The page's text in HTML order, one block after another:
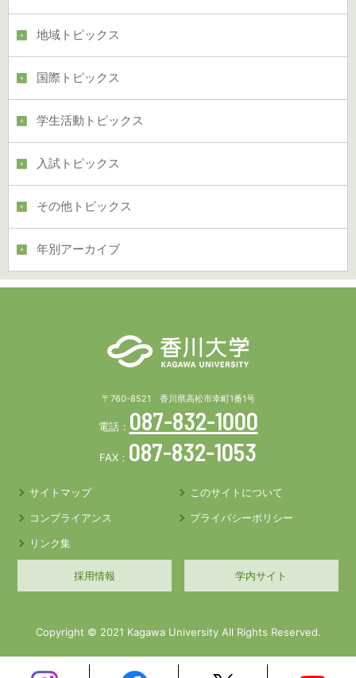
地域トピックス
国際トピックス
学生活動トピックス
入試トピックス
その他トピックス
年別アーカイブ
〒760-8521 香川県高松市幸町1番1号
電話： 087-832-1000
FAX： 087-832-1053
サイトマップ
このサイトについて
コンプライアンス
プライバシーポリシー
リンク集
採用情報 学内サイト
Copyright © 2021 Kagawa University All Rights Reserved.